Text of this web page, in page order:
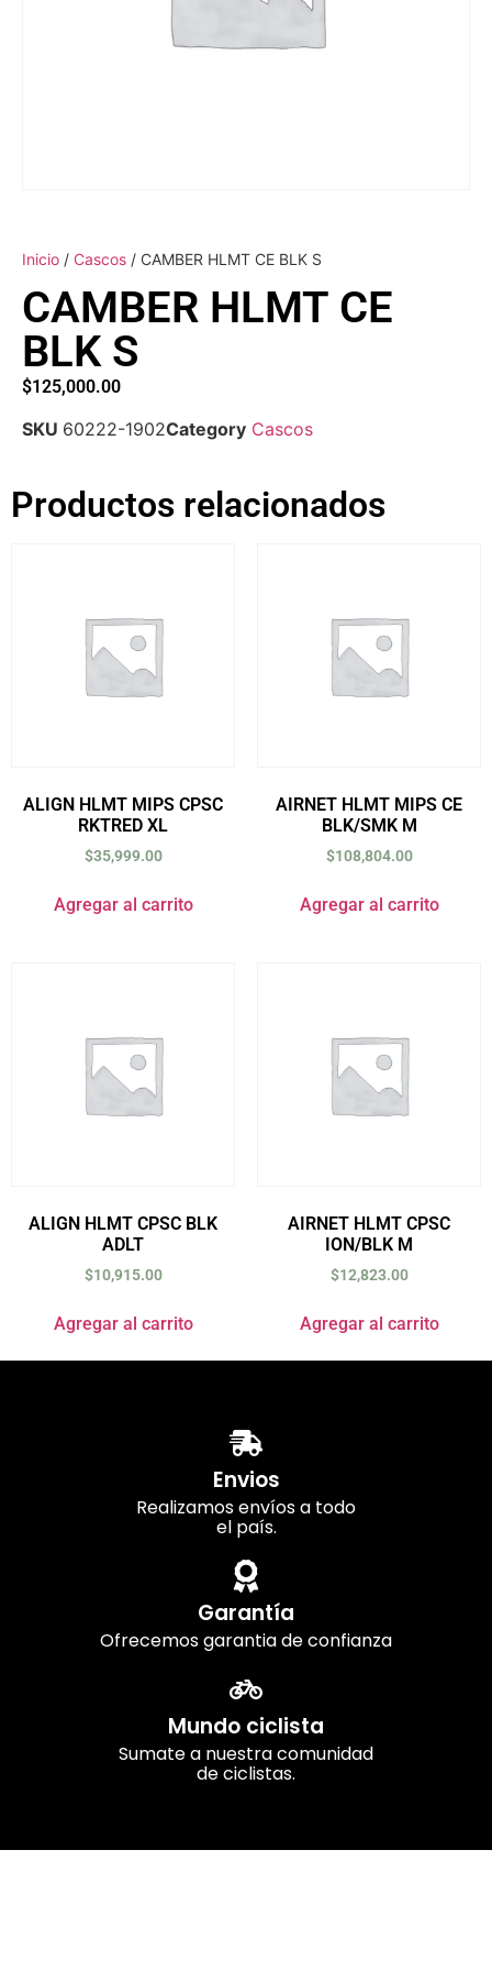
Inicio / Cascos / CAMBER HLMT CE BLK S
CAMBER HLMT CE
BLK S
$125,000.00
SKU 60222-1902Category Cascos
Productos relacionados
ALIGN HLMT MIPS CPSC
RKTRED XL
$35,999.00
Agregar al carrito
AIRNET HLMT MIPS CE
BLK/SMK M
$108,804.00
Agregar al carrito
ALIGN HLMT CPSC BLK
ADLT
$10,915.00
Agregar al carrito
AIRNET HLMT CPSC
ION/BLK M
$12,823.00
Agregar al carrito
Envios
Realizamos envíos a todo
el país.
Garantía
Ofrecemos garantia de confianza
Mundo ciclista
Sumate a nuestra comunidad
de ciclistas.